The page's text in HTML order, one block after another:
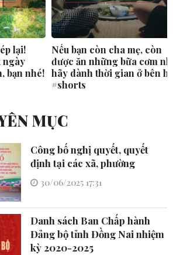
lại!
ngày
bạn nhé!
Nếu bạn còn cha mẹ, còn
được ăn những bữa cơm
hãy dành thời gian ở bên
#shorts
MỤC
Công bố nghị quyết, quyết
định tại các xã, phường
30/06/2025 17:31
Danh sách Ban Chấp hành
Đảng bộ tỉnh Đồng Nai nhiệm
kỳ 2020-2025